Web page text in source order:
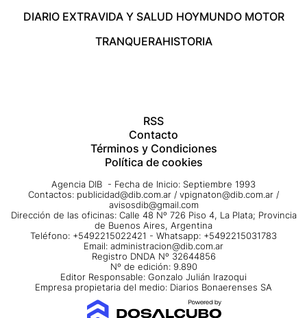
DIARIO EXTRAVIDA Y SALUD HOYMUNDO MOTOR
TRANQUERAHISTORIA
RSS
Contacto
Términos y Condiciones
Política de cookies
Agencia DIB - Fecha de Inicio: Septiembre 1993
Contactos: publicidad@dib.com.ar / vpignaton@dib.com.ar /
avisosdib@gmail.com
Dirección de las oficinas: Calle 48 Nº 726 Piso 4, La Plata; Provincia
de Buenos Aires, Argentina
Teléfono: +5492215022421 - Whatsapp: +5492215031783
Email: administracion@dib.com.ar
Registro DNDA Nº 32644856
Nº de edición: 9.890
Editor Responsable: Gonzalo Julián Irazoqui
Empresa propietaria del medio: Diarios Bonaerenses SA